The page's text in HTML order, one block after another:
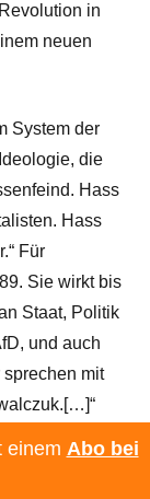
in
neuen
System der
die
Hass
Hass
Für
Sie wirkt bis
Staat, Politik
und auch
mit
einem Abo bei